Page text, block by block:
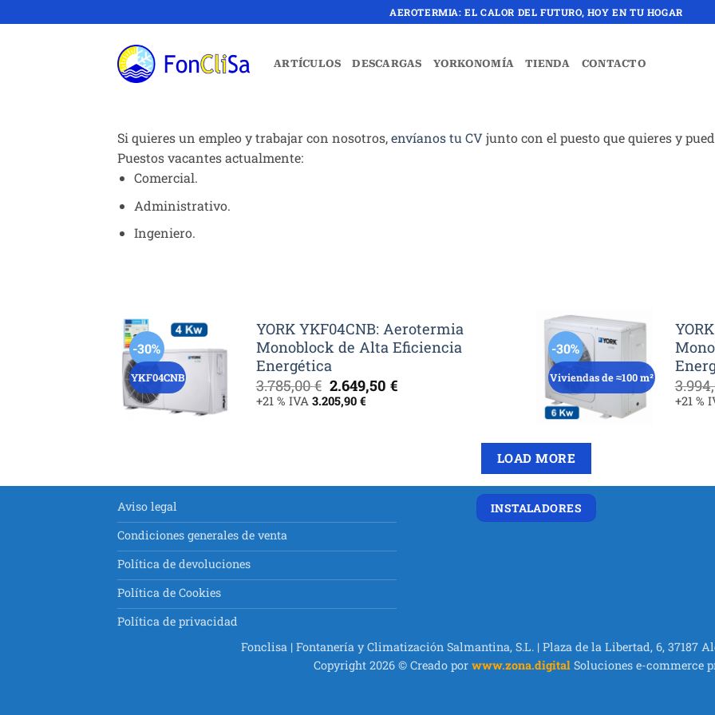
al
AEROTERMIA: EL CALOR DEL FUTURO, HOY EN TU HOGAR
ARTÍCULOS DESCARGAS YORKONOMÍA TIENDA CONTACTO
Si quieres un empleo y trabajar con nosotros,envíanos tu CVjunto con el puesto que quieres y
Puestos vacantes actualmente:
Comercial.
Administrativo.
Ingeniero.
-30%
YKF04CNB
YORK YKF04CNB: Aerotermia
Monoblock de Alta Eficiencia
Energética
3.785,00€ El
precio
original
2.649,50€
+21 % IVA 3.205,90 €
-30%
Viviendas de ≈100 m²
+21 %
LOAD MORE
Aviso legal
Condiciones generales de venta
Política de devoluciones
Política de Cookies
Política de privacidad
INSTALADORES
Fonclisa | Fontanería y Climatización Salmantina, S.L. | Plaza de la Libertad, 6, 37187
Copyright 2026 © Creado por www.zona.digital Soluciones e-commerce